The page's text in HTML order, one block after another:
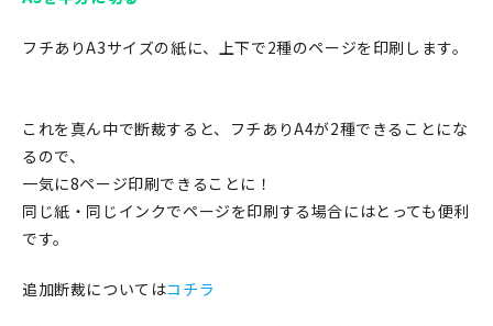
無地素材
文房具
雑貨
フチありA3サイズの紙に、上下で2種のページを印刷します。
これを真ん中で断裁すると、フチありA4が2種できることにな
るので、
一気に8ページ印刷できることに！
同じ紙・同じインクでページを印刷する場合にはとっても便利
です。
追加断裁についてはコチラ